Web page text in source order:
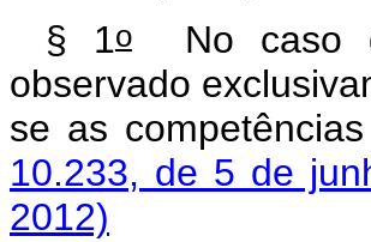
§ 1oNo caso
observado
se as
10.233, de 5 de
2012)